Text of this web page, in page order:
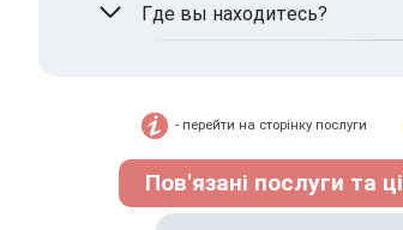
Врач оценивает опухоль,
Где вы находитесь?
- перейти на сторінку послуги
Пов'язані послуги та